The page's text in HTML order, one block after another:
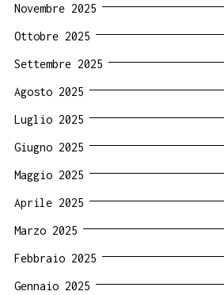
Novembre 2025
Ottobre 2025
Settembre 2025
Agosto 2025
Luglio 2025
Giugno 2025
Maggio 2025
Aprile 2025
Marzo 2025
Febbraio 2025
Gennaio 2025